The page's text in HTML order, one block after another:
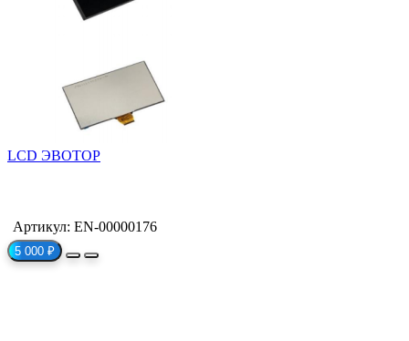
LCD ЭВОТОР
Артикул: EN-00000176
5 000 ₽